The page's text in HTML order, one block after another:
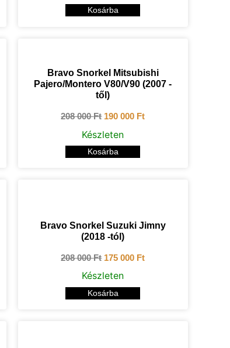
Kosárba
Bravo Snorkel Mitsubishi
Pajero/Montero V80/V90 (2007 -
től)
208 000Ft 190 000 Ft
Készleten
Kosárba
Bravo Snorkel Suzuki Jimny
(2018 -tól)
208 000Ft 175 000 Ft
Készleten
Kosárba